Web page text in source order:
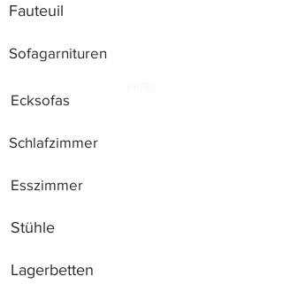
Fauteuil
Sofagarnituren
Ecksofas
Schlafzimmer
Esszimmer
Stühle
Lagerbetten